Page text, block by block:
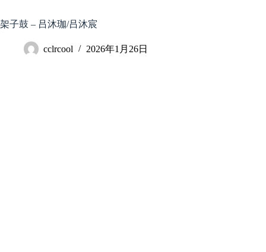
至
内
架子鼓 – 吕沐珈/吕沐宸
cclrcool 2026年1月26日